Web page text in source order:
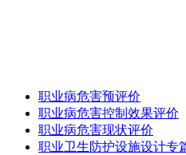
职业病危害预评价
职业病危害控制效果评价
职业病危害现状评价
职业卫生防护设施设计专